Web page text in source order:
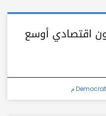
اقتصادي أوسع